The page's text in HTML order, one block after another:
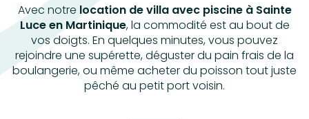
Avec notre location de villa avec piscine à Sainte
Luce en Martinique, la commodité est au bout de
vos doigts. En quelques minutes, vous pouvez
rejoindre une supérette, déguster du pain frais de la
boulangerie, ou même acheter du poisson tout juste
pêché au petit port voisin.